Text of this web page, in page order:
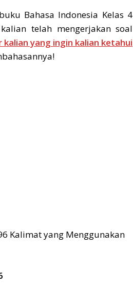
Bahasa Indonesia Kelas 4
telah mengerjakan soal
yang ingin kalian ketahui